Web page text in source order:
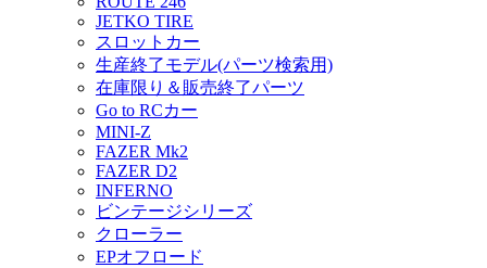
JETKO TIRE
スロットカー
生産終了モデル(パーツ検索用)
在庫限り＆販売終了パーツ
Go to RCカー
MINI-Z
FAZER Mk2
FAZER D2
INFERNO
ビンテージシリーズ
クローラー
EPオフロード